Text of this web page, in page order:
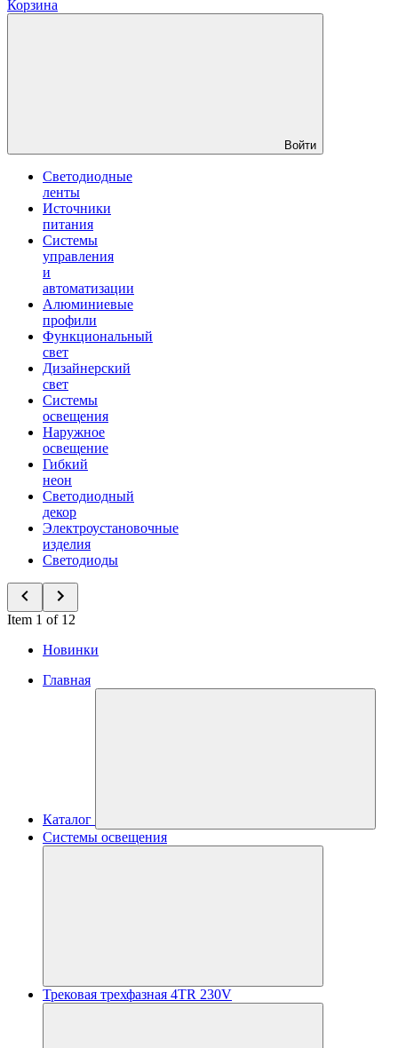
Корзина
Войти
Светодиодные
ленты
Источники
питания
Системы
управления
и
автоматизации
Алюминиевые
профили
Функциональный
свет
Дизайнерский
свет
Системы
освещения
Наружное
освещение
Гибкий
неон
Светодиодный
декор
Электроустановочные
изделия
Светодиоды
Item 1 of 12
Новинки
Главная
Каталог
Системы освещения
Трековая трехфазная 4TR 230V